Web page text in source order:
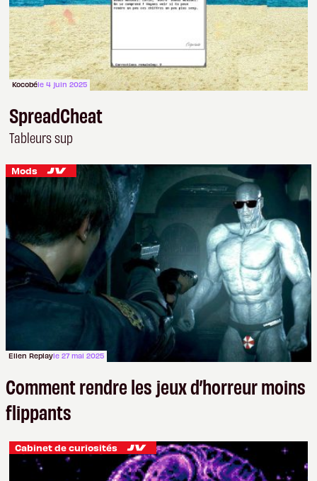
Kocobéle 4 juin 2025
SpreadCheat
Tableurs sup
Mods
Ellen Replayle 27 mai 2025
Comment rendre les jeux d’horreur moins
flippants
Cabinet de curiosités